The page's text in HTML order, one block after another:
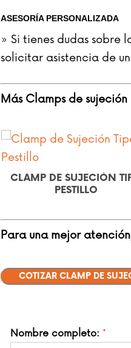
ASESORÍA PERSONALIZADA
» Si tienes dudas
solicitar asistencia de
Más Clamps de
CLAMP DE SUJECIÓN
VERTICAL
Para una mejor
COTIZAR CLAMP DE
Nombre completo: *